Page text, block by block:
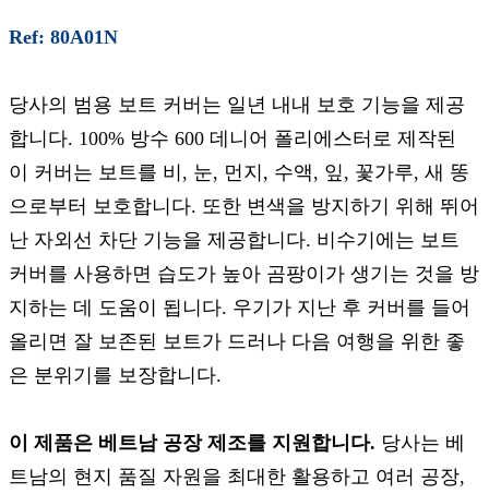
Ref: 80A01N
당사의 범용 보트 커버는 일년 내내 보호 기능을 제공
합니다. 100% 방수 600 데니어 폴리에스터로 제작된
이 커버는 보트를 비, 눈, 먼지, 수액, 잎, 꽃가루, 새 똥
으로부터 보호합니다. 또한 변색을 방지하기 위해 뛰어
난 자외선 차단 기능을 제공합니다. 비수기에는 보트
커버를 사용하면 습도가 높아 곰팡이가 생기는 것을 방
지하는 데 도움이 됩니다. 우기가 지난 후 커버를 들어
올리면 잘 보존된 보트가 드러나 다음 여행을 위한 좋
은 분위기를 보장합니다.
이 제품은 베트남 공장 제조를 지원합니다. 당사는 베
트남의 현지 품질 자원을 최대한 활용하고 여러 공장,